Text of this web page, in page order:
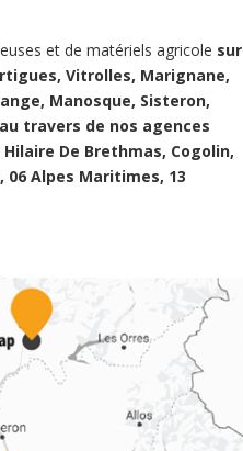
et de matériels agricole sur
Vitrolles, Marignane,
Manosque, Sisteron,
travers de nos agences
De Brethmas, Cogolin,
Alpes Maritimes, 13